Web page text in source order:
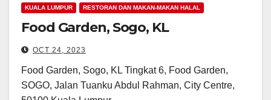
KUALA LUMPUR RESTORAN DAN MAKAN-MAKAN HALAL
Food Garden, Sogo, KL
OCT 24, 2023
Food Garden, Sogo, KL Tingkat 6, Food Garden,
SOGO, Jalan Tuanku Abdul Rahman, City Centre,